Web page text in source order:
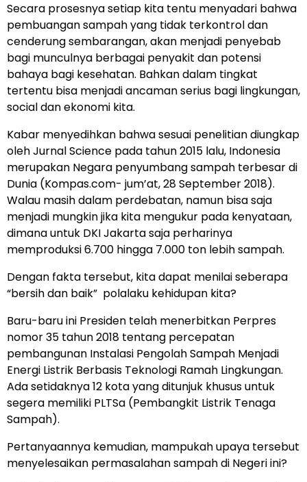
Secara prosesnya setiap kita tentu menyadari bahwa
pembuangan sampah yang tidak terkontrol dan
cenderung sembarangan, akan menjadi penyebab
bagi munculnya berbagai penyakit dan potensi
bahaya bagi kesehatan. Bahkan dalam tingkat
tertentu bisa menjadi ancaman serius bagi lingkungan,
social dan ekonomi kita.
Kabar menyedihkan bahwa sesuai penelitian diungkap
oleh Jurnal Science pada tahun 2015 lalu, Indonesia
merupakan Negara penyumbang sampah terbesar di
Dunia (Kompas.com- jum’at, 28 September 2018).
Walau masih dalam perdebatan, namun bisa saja
menjadi mungkin jika kita mengukur pada kenyataan,
dimana untuk DKI Jakarta saja perharinya
memproduksi 6.700 hingga 7.000 ton lebih sampah.
Dengan fakta tersebut, kita dapat menilai seberapa
“bersih dan baik” polalaku kehidupan kita?
Baru-baru ini Presiden telah menerbitkan Perpres
nomor 35 tahun 2018 tentang percepatan
pembangunan Instalasi Pengolah Sampah Menjadi
Energi Listrik Berbasis Teknologi Ramah Lingkungan.
Ada setidaknya 12 kota yang ditunjuk khusus untuk
segera memiliki PLTSa (Pembangkit Listrik Tenaga
Sampah).
Pertanyaannya kemudian, mampukah upaya tersebut
menyelesaikan permasalahan sampah di Negeri ini?